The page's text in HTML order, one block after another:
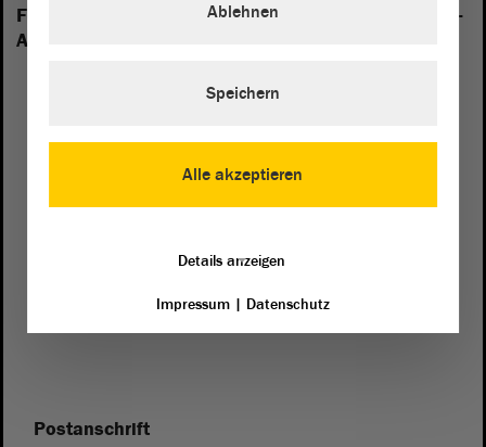
Folgende Fraktionen sind im Landtag von Sachsen-
Anhalt vertreten:
Postanschrift
Alle akzeptieren
Ablehnen
Speichern
Details anzeigen
Impressum| Datenschutz